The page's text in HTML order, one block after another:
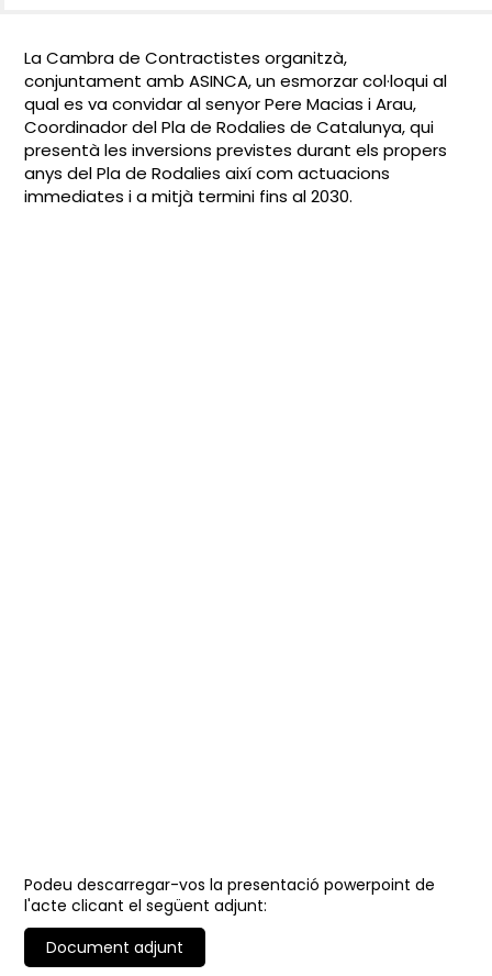
La Cambra de Contractistes organitzà,
conjuntament amb ASINCA, un esmorzar col·loqui al
qual es va convidar al senyor Pere Macias i Arau,
Coordinador del Pla de Rodalies de Catalunya, qui
presentà les inversions previstes durant els propers
anys del Pla de Rodalies així com actuacions
immediates i a mitjà termini fins al 2030.
Podeu descarregar-vos la presentació powerpoint de
l'acte clicant el següent adjunt:
Document adjunt